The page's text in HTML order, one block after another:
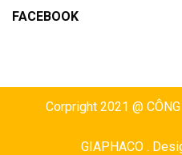
FACEBOOK
Corpright 2021 @
GIAPHACO .